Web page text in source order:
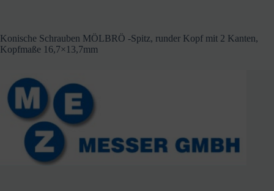
Konische Schrauben MÖLBRÖ -Spitz, runder Kopf mit 2 Kanten,
Kopfmaße 16,7×13,7mm